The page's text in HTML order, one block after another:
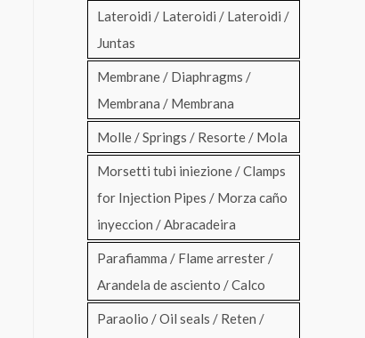
Lateroidi / Lateroidi / Lateroidi /
Juntas
Membrane / Diaphragms /
Membrana / Membrana
Molle / Springs / Resorte / Mola
Morsetti tubi iniezione / Clamps
for Injection Pipes / Morza caño
inyeccion / Abracadeira
Parafiamma / Flame arrester /
Arandela de asciento / Calco
Paraolio / Oil seals / Reten /